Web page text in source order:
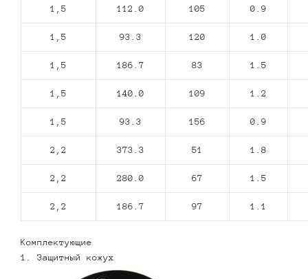
1,5 112.0 105 0.9
1,5 93.3 120 1.0
1,5 186.7 83 1.5
1,5 140.0 109 1.2
1,5 93.3 156 0.9
2,2 373.3 51 1.8
2,2 280.0 67 1.5
2,2 186.7 97 1.1
Комплектующие
1. Защитный кожух